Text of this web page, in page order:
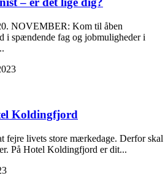
NOVEMBER: Kom til åben
i spændende fag og jobmuligheder i
Koldingfjord
fejre livets store mærkedage. Derfor skal
På Hotel Koldingfjord er dit...